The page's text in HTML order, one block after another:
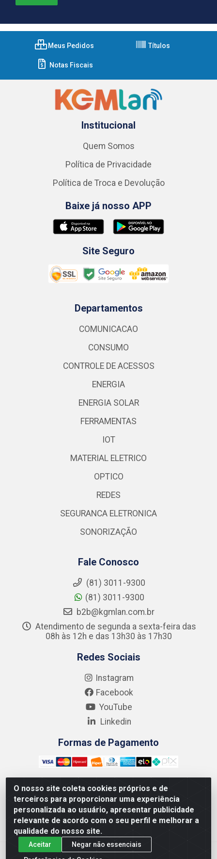
O nosso site coleta cookies próprios e de
terceiros para proporcionar uma experiência
personalizada ao usuário, apresentar publicidade
relevante de acordo com o seu perfil e melhorar a
qualidade do nosso site.
Aceitar
Negar não essenciais
Meus Pedidos Títulos
Notas Fiscais
Institucional
Quem Somos
Política de Privacidade
Política de Troca e Devolução
Baixe já nosso APP
Site Seguro
Departamentos
COMUNICACAO
CONSUMO
CONTROLE DE ACESSOS
ENERGIA
ENERGIA SOLAR
FERRAMENTAS
IOT
MATERIAL ELETRICO
OPTICO
REDES
SEGURANCA ELETRONICA
SONORIZAÇÃO
Fale Conosco
(81) 3011-9300
(81) 3011-9300
b2b@kgmlan.com.br
Atendimento de segunda a sexta-feira das
08h às 12h e das 13h30 às 17h30
Redes Sociais
Instagram
Facebook
YouTube
Linkedin
Formas de Pagamento
Kgmlan Distribuidora LTDA - CNPJ 18.217.682/0001-54 -
Rua Pedro de Barros Cavalcante, 58 - Bultrins, Olinda/PE
- CEP 53320-110